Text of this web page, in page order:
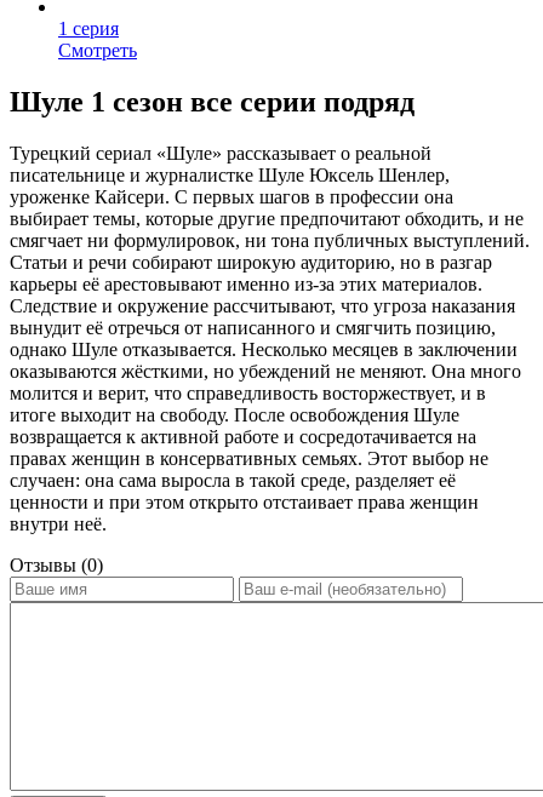
1 серия
Смотреть
Шуле 1 сезон все серии подряд
Турецкий сериал «Шуле» рассказывает о реальной
писательнице и журналистке Шуле Юксель Шенлер,
уроженке Кайсери. С первых шагов в профессии она
выбирает темы, которые другие предпочитают обходить, и не
смягчает ни формулировок, ни тона публичных выступлений.
Статьи и речи собирают широкую аудиторию, но в разгар
карьеры её арестовывают именно из-за этих материалов.
Следствие и окружение рассчитывают, что угроза наказания
вынудит её отречься от написанного и смягчить позицию,
однако Шуле отказывается. Несколько месяцев в заключении
оказываются жёсткими, но убеждений не меняют. Она много
молится и верит, что справедливость восторжествует, и в
итоге выходит на свободу. После освобождения Шуле
возвращается к активной работе и сосредотачивается на
правах женщин в консервативных семьях. Этот выбор не
случаен: она сама выросла в такой среде, разделяет её
ценности и при этом открыто отстаивает права женщин
внутри неё.
Отзывы (0)